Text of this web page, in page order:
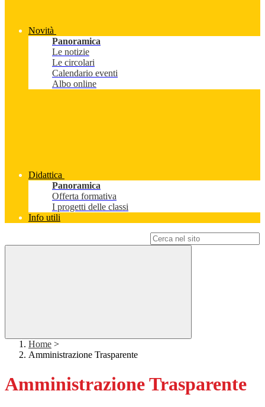
Novità
Panoramica
Le notizie
Le circolari
Calendario eventi
Albo online
Didattica
Panoramica
Offerta formativa
I progetti delle classi
Info utili
Home >
Amministrazione Trasparente
Amministrazione Trasparente